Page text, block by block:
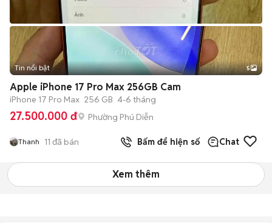
Tin nổi bật 5
Apple iPhone 17 Pro Max 256GB Cam
iPhone 17 Pro Max 256 GB 4-6 tháng
27.500.000 đ Phường Phú Diễn
Thanh 11 đã bán Bấm để hiện số Chat
Xem thêm